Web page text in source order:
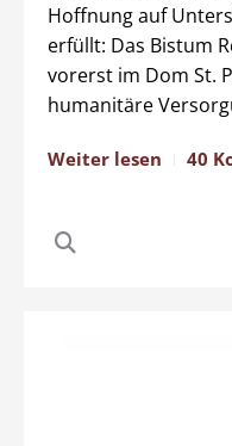
Hoffnung auf
erfüllt: Das Bistum
vorerst im Dom St.
humanitäre
Weiter lesen 40